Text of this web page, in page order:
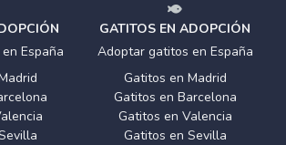
España
GATITOS EN ADOPCIÓN
Adoptar gatitos en España
Gatitos en Madrid
Gatitos en Barcelona
Gatitos en Valencia
Gatitos en Sevilla